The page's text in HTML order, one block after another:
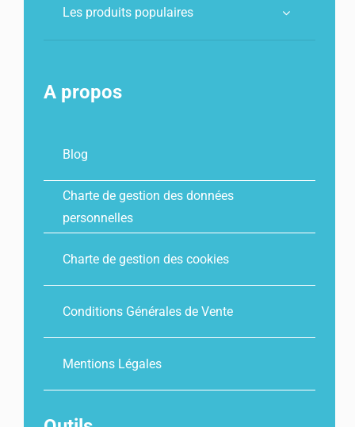
Les produits populaires
A propos
Blog
Charte de gestion des données
personnelles
Charte de gestion des cookies
Conditions Générales de Vente
Mentions Légales